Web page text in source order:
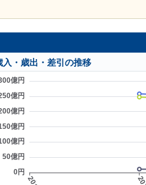
入・歳出・差引の推移